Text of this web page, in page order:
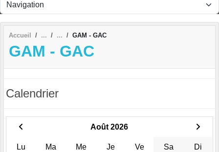
Accueil GAM - GAC
GAM - GAC
Calendrier
Août 2026
Lu Ma Me Je Ve Sa Di